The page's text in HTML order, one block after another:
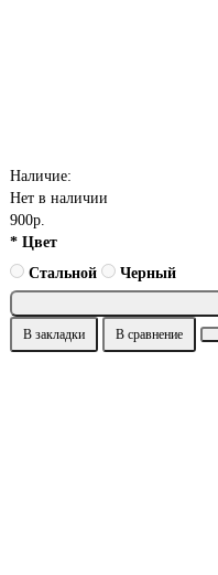
Наличие:
Нет в наличии
900р.
* Цвет
Стальной
Черный
В закладки В сравнение